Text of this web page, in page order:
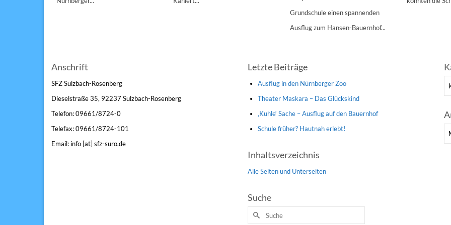
Grundschule einen spannenden
Ausflug zum Hansen-Bauernhof...
Anschrift
SFZ Sulzbach-Rosenberg
Dieselstraße 35, 92237 Sulzbach-Rosenberg
Telefon: 09661/8724-0
Telefax: 09661/8724-101
Email: info [at] sfz-suro.de
Letzte Beiträge
Ausflug in den Nürnberger Zoo
Theater Maskara – Das Glückskind
‚Kuhle‘ Sache – Ausflug auf den Bauernhof
Schule früher? Hautnah erlebt!
Inhaltsverzeichnis
Alle Seiten und Unterseiten
Suche
Suche